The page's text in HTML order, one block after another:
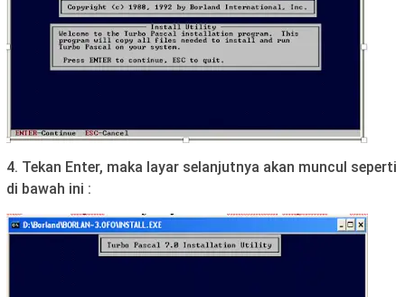
4. Tekan Enter, maka layar selanjutnya akan muncul seperti
di bawah ini :